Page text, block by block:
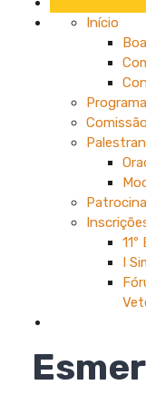
Início
Programa
Comissão
11º
I